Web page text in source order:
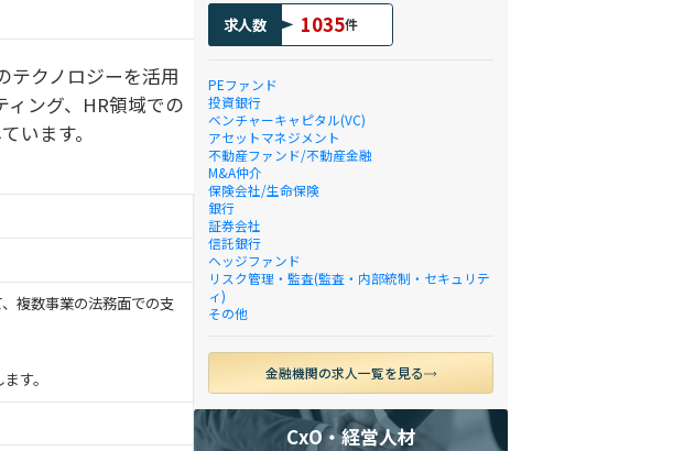
テクノロジーを活用
ィング、HR領域での
います。
複数事業の法務面での支
す。
求人数 1035件
PEファンド
投資銀行
ベンチャーキャピタル(VC)
アセットマネジメント
不動産ファンド/不動産金融
M&A仲介
保険会社/生命保険
銀行
証券会社
信託銀行
ヘッジファンド
リスク管理・監査(監査・内部統制・セキュリテ
ィ)
その他
金融機関の求人一覧を見る
CxO・経営人材